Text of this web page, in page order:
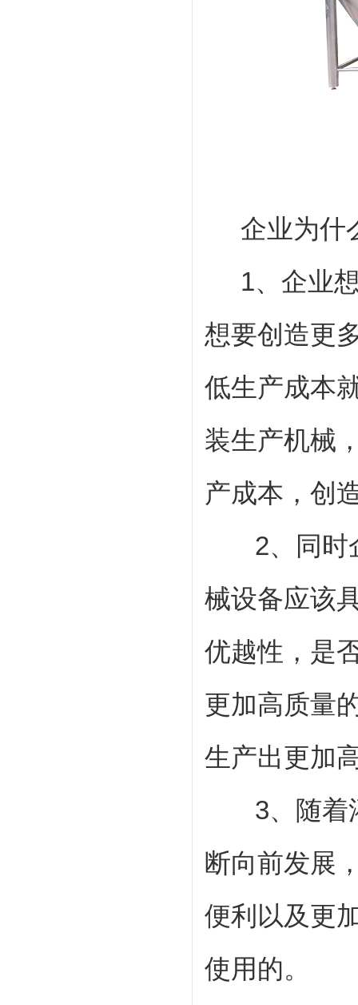
企业为什
1、企业想
想要创造更
低生产成本
装生产机械
产成本，创
2、同时企
械设备应该
优越性，是
更加高质量
生产出更加
3、随着灌
断向前发展
便利以及更
使用的。